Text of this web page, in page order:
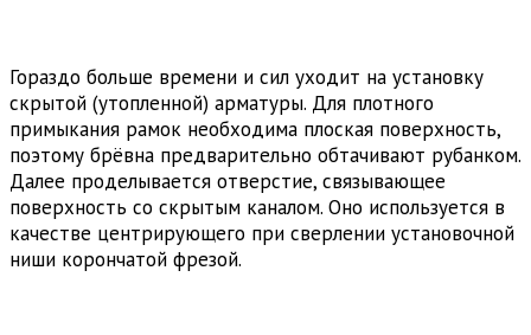
Гораздо больше времени и сил уходит на установку
скрытой (утопленной) арматуры. Для плотного
примыкания рамок необходима плоская поверхность,
поэтому брёвна предварительно обтачивают рубанком.
Далее проделывается отверстие, связывающее
поверхность со скрытым каналом. Оно используется в
качестве центрирующего при сверлении установочной
ниши корончатой фрезой.